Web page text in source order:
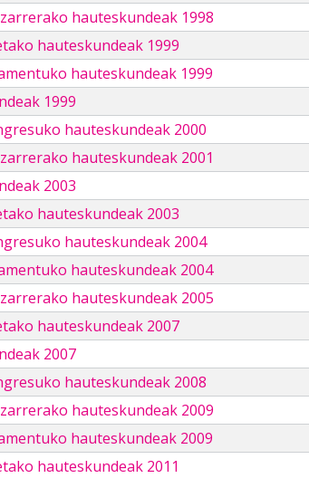
hauteskundeak 1998
hauteskundeak 1999
hauteskundeak 1999
1999
hauteskundeak 2000
hauteskundeak 2001
2003
hauteskundeak 2003
hauteskundeak 2004
hauteskundeak 2004
hauteskundeak 2005
hauteskundeak 2007
2007
hauteskundeak 2008
hauteskundeak 2009
hauteskundeak 2009
hauteskundeak 2011